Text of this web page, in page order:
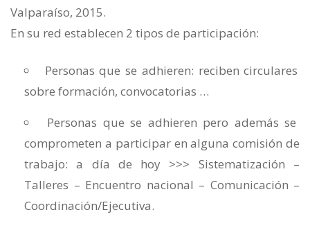
Valparaíso, 2015.
En su red establecen 2 tipos de participación:
Personas que se adhieren: reciben circulares
sobre formación, convocatorias …
Personas que se adhieren pero además se
comprometen a participar en alguna comisión de
trabajo: a día de hoy >>> Sistematización –
Talleres – Encuentro nacional – Comunicación –
Coordinación/Ejecutiva.